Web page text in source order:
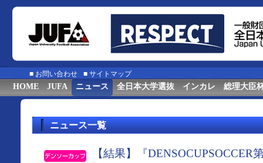
■ お問い合わせ ■ サイトマップ
HOME JUFA ニュース 全日本大学選抜 インカレ 総理大臣
ニュース一覧
【結果】『